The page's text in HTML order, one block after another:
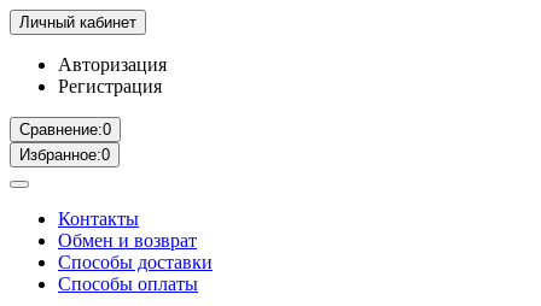
Личный кабинет
Авторизация
Регистрация
Сравнение:0
Избранное:0
Контакты
Обмен и возврат
Способы доставки
Способы оплаты